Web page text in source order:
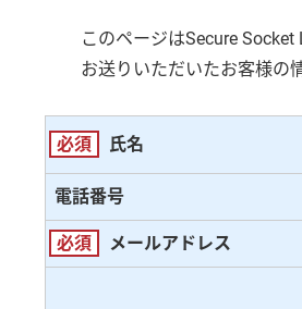
このページはSecure Socket
お送りいただいたお客様の
必須 氏名
電話番号
必須 メールアドレス